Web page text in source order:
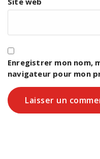
Enregistrer mon nom,
navigateur pour mon